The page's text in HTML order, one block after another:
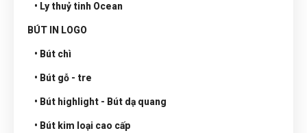
• Ly thuỷ tinh Ocean
BÚT IN LOGO
• Bút chì
• Bút gỗ - tre
• Bút highlight - Bút dạ quang
• Bút kim loại cao cấp